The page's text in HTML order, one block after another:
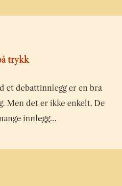
trykk
et debattinnlegg er en bra
Men det er ikke enkelt. De
innlegg…